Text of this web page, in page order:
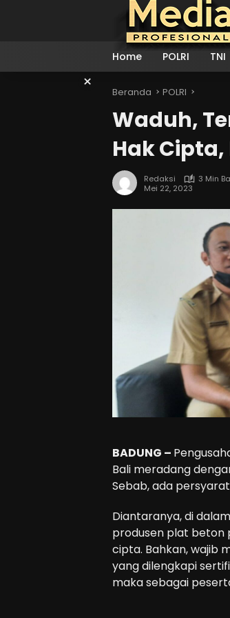
Home
POLRI TNI
× Beranda POLRI
Waduh,
Hak
Redaksi
3 Min
Mei 22, 2023
BADUNG –
Bali meradang
Sebab, ada
Diantaranya, di
produsen plat beton
cipta. Bahkan, wajib
yang dilengkapi
maka sebagai